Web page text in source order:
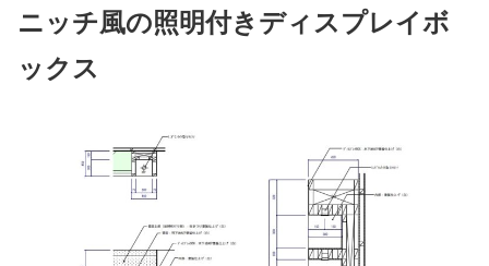
ニッチ風の照明付きディスプレイボ
ックス